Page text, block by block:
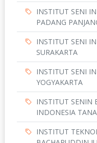
INSTITUT SENI
PADANG
INSTITUT SENI
SURAKARTA
INSTITUT SENI
YOGYAKARTA
INSTITUT SENIN
INDONESIA
INSTITUT